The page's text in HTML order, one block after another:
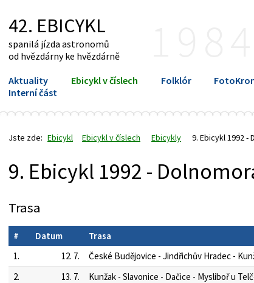
42. EBICYKL
spanilá jízda astronomů
od hvězdárny ke hvězdárně
Aktuality Ebicykl v číslech Folklór
Interní část
Jste zde: Ebicykl Ebicykl v číslech Ebicykly 9. Ebicykl 1992 -
9. Ebicykl 1992 -
Trasa
# Datum Trasa
1.
12. 7. České Budějovice - Jindřichův Hradec -
2.
13. 7. Kunžak - Slavonice - Dačice - Mysliboř u